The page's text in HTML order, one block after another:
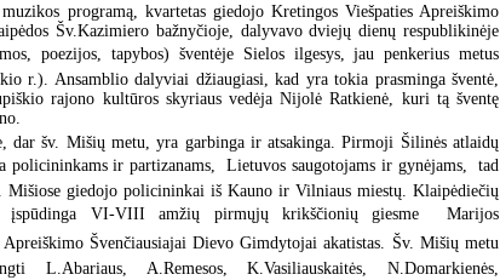
programą, kvartetas giedojo Kretingos Viešpaties Apreiškimo
Šv.Kazimiero bažnyčioje, dalyvavo dviejų dienų respublikinėje
poezijos, tapybos) šventėje Sielos ilgesys, jau penkerius metus
r.). Ansamblio dalyviai džiaugiasi, kad yra tokia prasminga šventė,
rajono kultūros skyriaus vedėja Nijolė Ratkienė, kuri tą šventę
dar šv. Mišių metu, yra garbinga ir atsakinga. Pirmoji Šilinės atlaidų
ir partizanams,  Lietuvos saugotojams ir gynėjams,  tad
Mišiose giedojo policininkai iš Kauno ir Vilniaus miestų. Klaipėdiečių
įspūdinga VI-VIII amžių pirmųjų krikščionių giesme  Marijos
Švenčiausiajai Dievo Gimdytojai akatistas. Šv. Mišių metu
L.Abariaus, A.Remesos, K.Vasiliauskaitės, N.Domarkienės,